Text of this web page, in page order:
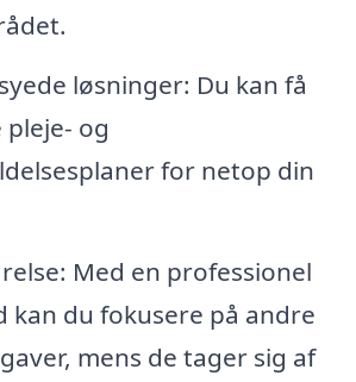
løsninger: Du kan få
og
for netop din
Med en professionel
kan du fokusere på andre
mens de tager sig af